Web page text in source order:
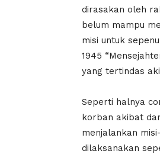
dirasakan oleh
belum mampu
misi untuk
1945
yang tertindas
Seperti halnya
korban akibat
menjalankan
dilaksanakan